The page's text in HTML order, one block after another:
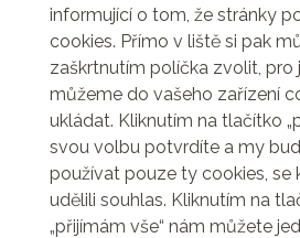
informující o tom, že stránky
cookies. Přímo v liště si pak
zaškrtnutím políčka zvolit, pro
můžeme do vašeho zařízení
ukládat. Kliknutím na tlačítko
svou volbu potvrdíte a my
používat pouze ty cookies, se
udělili souhlas. Kliknutím na
„přijímám vše“ nám můžete